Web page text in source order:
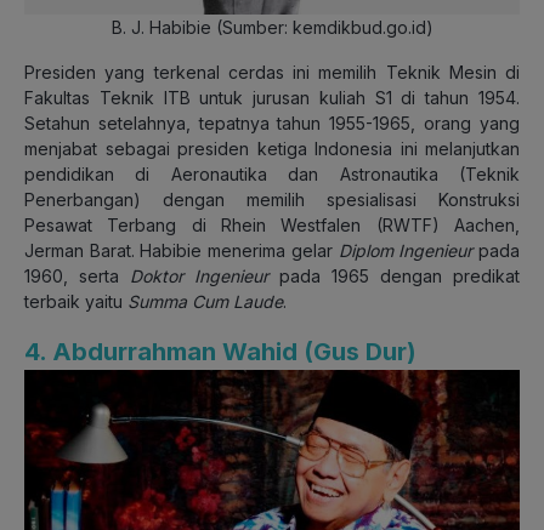
B. J. Habibie (Sumber: kemdikbud.go.id)
Presiden yang terkenal cerdas ini memilih Teknik Mesin di
Fakultas Teknik ITB untuk jurusan kuliah S1 di tahun 1954.
Setahun setelahnya, tepatnya tahun 1955-1965, orang yang
menjabat sebagai presiden ketiga Indonesia ini melanjutkan
pendidikan di Aeronautika dan Astronautika (Teknik
Penerbangan) dengan memilih spesialisasi Konstruksi
Pesawat Terbang di Rhein Westfalen (RWTF) Aachen,
Jerman Barat. Habibie menerima gelar Diplom Ingenieurpada
1960, serta Doktor Ingenieurpada 1965 dengan predikat
terbaik yaitu Summa Cum Laude.
4. Abdurrahman Wahid (Gus Dur)